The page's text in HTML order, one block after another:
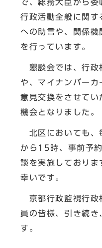
で、総務大臣から委
行政活動全般に関
への助言や、関係
を行っています。
懇談会では、行政
や、マイナンバーカ
意見交換をさせてい
機会となりました。
北区においても、
から15時、事前予
談を実施しており
幸いです。
京都行政監視行政
員の皆様、引き続き
す。